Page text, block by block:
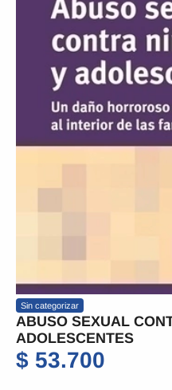
Sin categorizar
ABUSO SEXUAL
ADOLESCENTES
$ 53.700